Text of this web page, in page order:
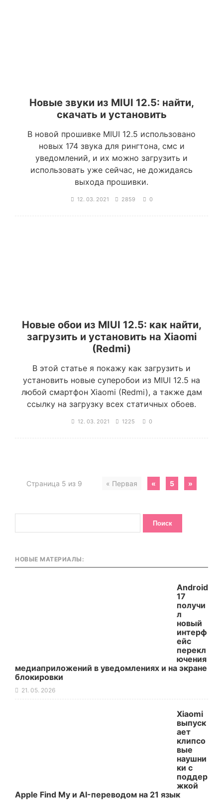
Новые звуки из MIUI 12.5: найти,
скачать и установить
В новой прошивке MIUI 12.5 использовано
новых 174 звука для рингтона, смс и
уведомлений, и их можно загрузить и
использовать уже сейчас, не дожидаясь
выхода прошивки.
12. 03. 2021 2859 0
Новые обои из MIUI 12.5: как найти,
загрузить и установить на Xiaomi
(Redmi)
В этой статье я покажу как загрузить и
установить новые суперобои из MIUI 12.5 на
любой смартфон Xiaomi (Redmi), а также дам
ссылку на загрузку всех статичных обоев.
12. 03. 2021 1225 0
Страница 5 из 9 « Первая « 5 »
НОВЫЕ МАТЕРИАЛЫ:
Android
17
получи
л
новый
интерф
ейс
перекл
ючения
медиаприложений в уведомлениях и на экране
блокировки
21. 05. 2026
Xiaomi
выпуск
ает
клипсо
вые
наушни
ки с
поддер
жкой
Apple Find My и AI-переводом на 21 язык